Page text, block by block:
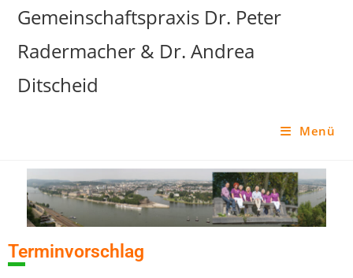
Gemeinschaftspraxis Dr. Peter
Radermacher & Dr. Andrea
Ditscheid
Menü
Terminvorschlag